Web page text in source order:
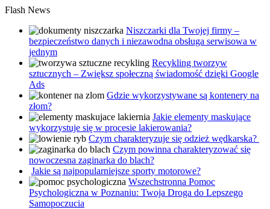
Skip
content
Flash News
Niszczarki dla Twojej firmy –
bezpieczeństwo danych i niezawodna obsługa serwisowa w
jednym
Recykling tworzyw
sztucznych – Zwiększ społeczną świadomość dzięki Google
Ads
Gdzie wykorzystywane są kontenery na
złom?
Jakie elementy maskujące
wykorzystuje się w procesie lakierowania?
Czym charakteryzuje się odzież wędkarska?
Czym powinna charakteryzować się
nowoczesna zaginarka do blach?
Jakie są najpopularniejsze sporty motorowe?
Wszechstronna Pomoc
Psychologiczna w Poznaniu: Twoja Droga do Lepszego
Samopoczucia